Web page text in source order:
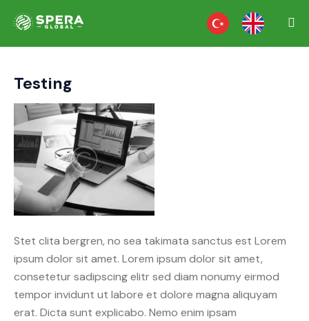
Testing
Stet clita bergren, no sea takimata sanctus est Lorem
ipsum dolor sit amet. Lorem ipsum dolor sit amet,
consetetur sadipscing elitr sed diam nonumy eirmod
tempor invidunt ut labore et dolore magna aliquyam
erat. Dicta sunt explicabo. Nemo enim ipsam